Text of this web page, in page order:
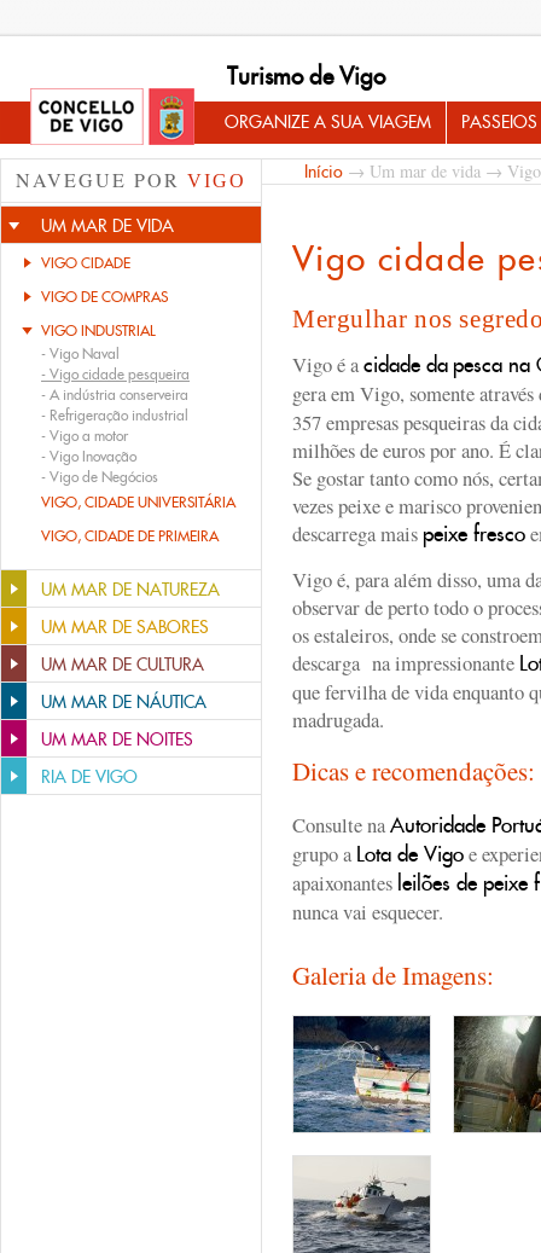
Turismo de Vigo
ORGANIZE A SUA VIAGEM
NAVEGUE POR VIGO
UM MAR DE VIDA
VIGO CIDADE
VIGO DE COMPRAS
VIGO INDUSTRIAL
- Vigo Naval
- Vigo cidade pesqueira
- A indústria conserveira
- Refrigeração industrial
- Vigo a motor
- Vigo Inovação
- Vigo de Negócios
VIGO, CIDADE UNIVERSITÁRIA
VIGO, CIDADE DE PRIMEIRA
UM MAR DE NATUREZA
UM MAR DE SABORES
UM MAR DE CULTURA
UM MAR DE NÁUTICA
UM MAR DE NOITES
RIA DE VIGO
Início → Um mar de vida →
Vigo cidade
Mergulhar nos
Vigo é acidade da pesca na
gera em Vigo, somente
357 empresas pesqueiras da
milhões de euros por ano. É
Se gostar tanto como nós,
vezes peixe e marisco
descarrega mais peixe fresco
Vigo é, para além disso, uma
observar de perto todo o
os estaleiros, onde se
descarga na impressionante
que fervilha de vida enquanto
madrugada.
Dicas e
Consulte naAutoridade
grupo a Lota de Vigoe
apaixonantes leilões de peixe
nunca vai esquecer.
Galeria de Imagens: